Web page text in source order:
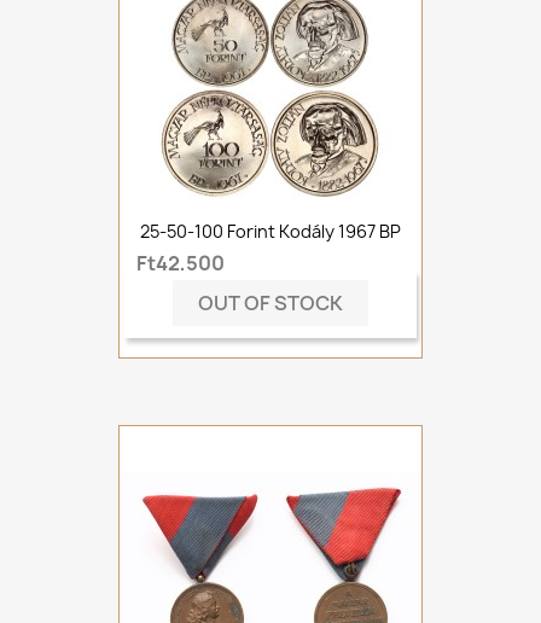
25-50-100 Forint Kodály 1967 BP
Ft42,500
OUT OF STOCK